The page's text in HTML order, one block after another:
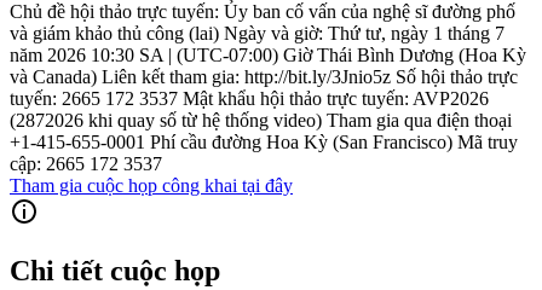
Chủ đề hội thảo trực tuyến: Ủy ban cố vấn của nghệ sĩ đường phố
và giám khảo thủ công (lai) Ngày và giờ: Thứ tư, ngày 1 tháng 7
năm 2026 10:30 SA | (UTC-07:00) Giờ Thái Bình Dương (Hoa Kỳ
và Canada) Liên kết tham gia: http://bit.ly/3Jnio5z Số hội thảo trực
tuyến: 2665 172 3537 Mật khẩu hội thảo trực tuyến: AVP2026
(2872026 khi quay số từ hệ thống video) Tham gia qua điện thoại
+1-415-655-0001 Phí cầu đường Hoa Kỳ (San Francisco) Mã truy
cập: 2665 172 3537
Tham gia cuộc họp công khai tại đây
Chi tiết cuộc họp